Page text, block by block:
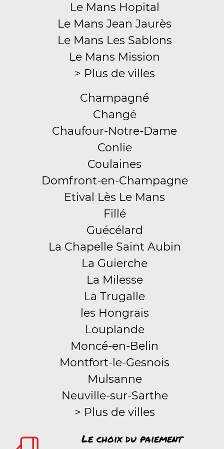
Le Mans Hopital
Le Mans Jean Jaurès
Le Mans Les Sablons
Le Mans Mission
> Plus de villes
Champagné
Changé
Chaufour-Notre-Dame
Conlie
Coulaines
Domfront-en-Champagne
Etival Lès Le Mans
Fillé
Guécélard
La Chapelle Saint Aubin
La Guierche
La Milesse
La Trugalle
les Hongrais
Louplande
Moncé-en-Belin
Montfort-le-Gesnois
Mulsanne
Neuville-sur-Sarthe
> Plus de villes
Le choix du paiement